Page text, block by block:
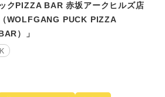
ックPIZZA BAR 赤坂アークヒルズ店
（WOLFGANG PUCK PIZZA
）」